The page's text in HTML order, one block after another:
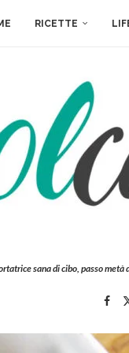
RICETTE
sana di cibo, passo